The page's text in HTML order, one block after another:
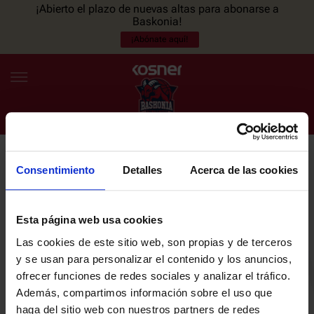
Consentimiento Detalles Acerca de las cookies
Esta página web usa cookies
Las cookies de este sitio web, son propias y de terceros
y se usan para personalizar el contenido y los anuncios,
ofrecer funciones de redes sociales y analizar el tráfico.
Además, compartimos información sobre el uso que
haga del sitio web con nuestros partners de redes
¡Abierto el plazo de nuevas altas para abonarse a
Baskonia!
¡Abónate aquí!
ES EU
NOTICIAS
PLANTILLA
ENTRADAS
NEWSLETTER
últimas noticias y promociones del club.
Email
He leído y acepto laPolítica de privacidaddel SASKI BASKONIA